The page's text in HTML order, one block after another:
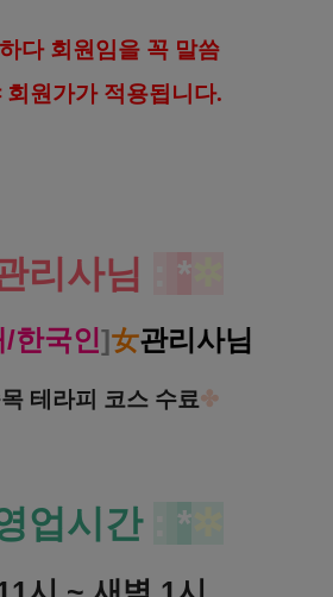
다 회원임을 꼭 말씀
회원가가 적용됩니다.
리사님 *
한국인]女관리사님
테라피 코스 수료✤
업시간 *